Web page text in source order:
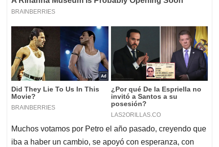
Muchos votamos por Petro el año pasado, creyendo que
iba a haber un cambio, se apoyó con esperanza, con